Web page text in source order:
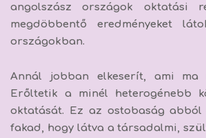
angolszász országok oktatási
megdöbbentő eredményeket
országokban.
Annál jobban elkeserít, ami ma
Erőltetik a minél heterogénebb
oktatását. Ez az ostobaság
fakad, hogy látva a társadalmi,